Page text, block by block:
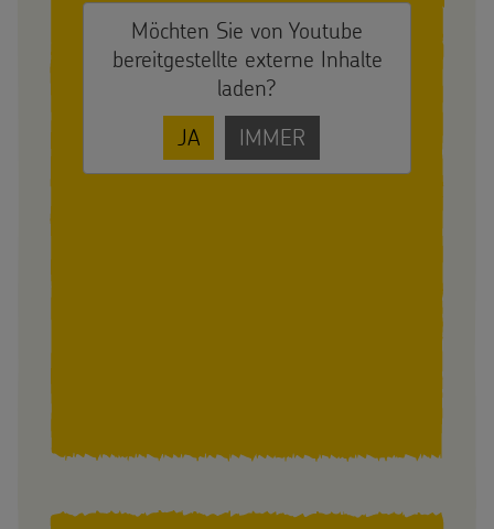
Möchten Sie von Youtube
bereitgestellte externe Inhalte
laden?
JA
IMMER